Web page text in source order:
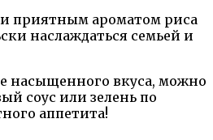
и приятным ароматом риса
наслаждаться семьей и
насыщенного вкуса, можно
соус или зелень по
аппетита!